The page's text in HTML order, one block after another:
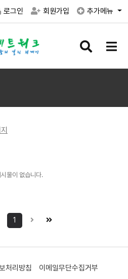
로그인 회원가입 추가메뉴
검
버
메
버
시물이 없습니다.
1
처리방침
이메일무단수집거부